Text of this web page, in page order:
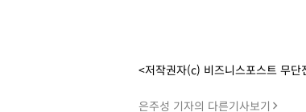
<저작권자(c) 비즈니스포스트 무단
은주성 기자의 다른기사보기